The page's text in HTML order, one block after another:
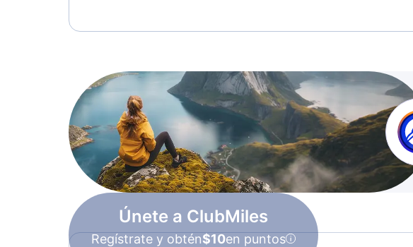
Únete a ClubMiles
Regístrate y obtén$10en puntos